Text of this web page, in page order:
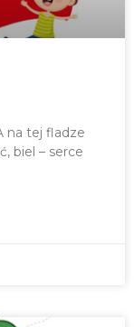
na tej fladze
biel – serce